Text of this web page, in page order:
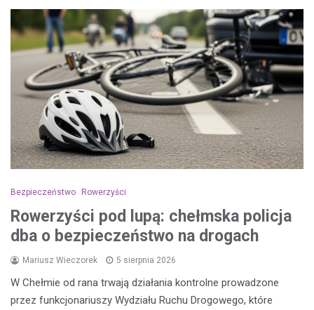
Bezpieczeństwo Rowerzyści
Rowerzyści pod lupą: chełmska policja
dba o bezpieczeństwo na drogach
Mariusz Wieczorek 5 sierpnia 2026
W Chełmie od rana trwają działania kontrolne prowadzone
przez funkcjonariuszy Wydziału Ruchu Drogowego, które